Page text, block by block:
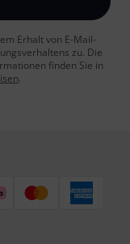
Erhalt von E-Mail-
zu. Die
finden Sie in
.